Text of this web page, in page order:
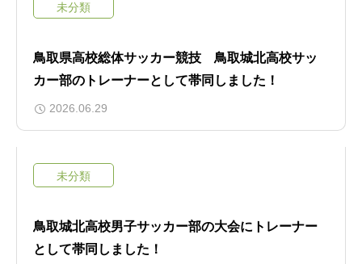
未分類
鳥取県高校総体サッカー競技 鳥取城北高校サッ
カー部のトレーナーとして帯同しました！
2026.06.29
未分類
鳥取城北高校男子サッカー部の大会にトレーナー
として帯同しました！